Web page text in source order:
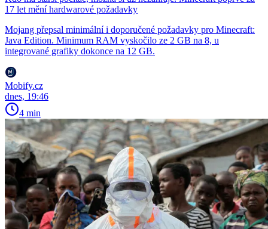
17 let mění hardwarové požadavky
Mojang přepsal minimální i doporučené požadavky pro Minecraft:
Java Edition. Minimum RAM vyskočilo ze 2 GB na 8, u
integrované grafiky dokonce na 12 GB.
Mobify.cz
dnes, 19:46
4 min